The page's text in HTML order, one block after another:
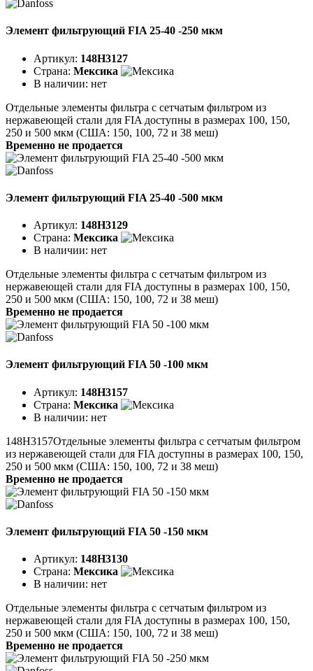
Элемент фильтрующий FIA 25-40 -250 мкм
Артикул: 148H3127
Страна: Мексика
В наличии: нет
Отдельные элементы фильтра с сетчатым фильтром из
нержавеющей стали для FIA доступны в размерах 100, 150,
250 и 500 мкм (США: 150, 100, 72 и 38 меш)
Временно не продается
Элемент фильтрующий FIA 25-40 -500 мкм
Артикул: 148H3129
Страна: Мексика
В наличии: нет
Отдельные элементы фильтра с сетчатым фильтром из
нержавеющей стали для FIA доступны в размерах 100, 150,
250 и 500 мкм (США: 150, 100, 72 и 38 меш)
Временно не продается
Элемент фильтрующий FIA 50 -100 мкм
Артикул: 148H3157
Страна: Мексика
В наличии: нет
148H3157Отдельные элементы фильтра с сетчатым фильтром
из нержавеющей стали для FIA доступны в размерах 100, 150,
250 и 500 мкм (США: 150, 100, 72 и 38 меш)
Временно не продается
Элемент фильтрующий FIA 50 -150 мкм
Артикул: 148H3130
Страна: Мексика
В наличии: нет
Отдельные элементы фильтра с сетчатым фильтром из
нержавеющей стали для FIA доступны в размерах 100, 150,
250 и 500 мкм (США: 150, 100, 72 и 38 меш)
Временно не продается